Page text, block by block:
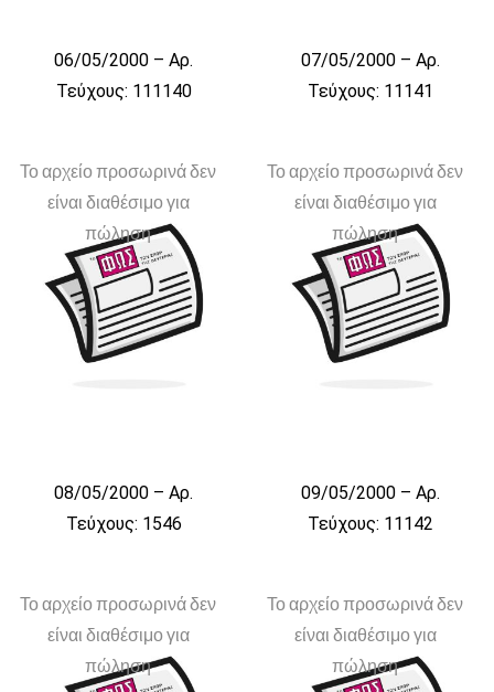
06/05/2000 – Αρ.
Τεύχους: 111140
07/05/2000 – Αρ.
Τεύχους: 11141
Το αρχείο προσωρινά δεν
είναι διαθέσιμο για
πώληση
08/05/2000 – Αρ.
Τεύχους: 1546
Το αρχείο προσωρινά δεν
είναι διαθέσιμο για
πώληση
09/05/2000 – Αρ.
Τεύχους: 11142
Το αρχείο προσωρινά δεν
είναι διαθέσιμο για
πώληση
Το αρχείο προσωρινά δεν
είναι διαθέσιμο για
πώληση